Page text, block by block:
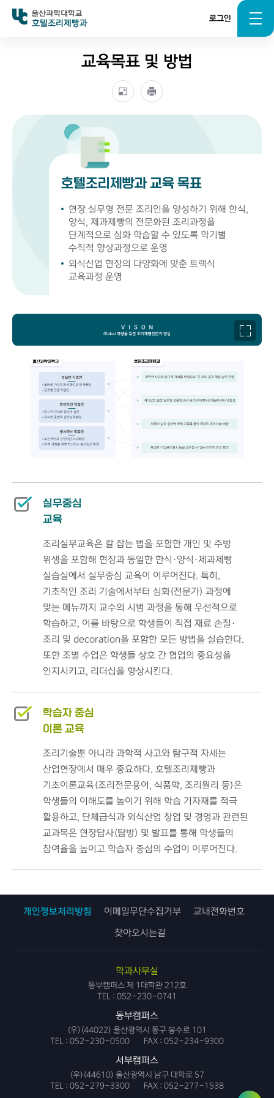
사용자
링크서
로그인
호텔조리제빵과
교육목표 및 방법
호텔조리제빵과 교육 목표
현장 실무형 전문 조리인을 양성하기 위해 한식,
양식, 제과제빵의 전문화된 조리과정을
단계적으로 심화 학습할 수 있도록 학기별
수직적 향상과정으로 운영
외식산업 현장의 다양화에 맞춘 트랙식
교육과정 운영
실무중심
교육
조리실무교육은 칼 잡는 법을 포함한 개인 및 주방
위생을 포함해 현장과 동일한 한식·양식·제과제빵
실습실에서 실무중심 교육이 이루어진다. 특히,
기초적인 조리 기술에서부터 심화(전문가) 과정에
맞는 메뉴까지 교수의 시범 과정을 통해 우선적으로
학습하고, 이를 바탕으로 학생들이 직접 재료 손질·
조리 및 decoration을 포함한 모든 방법을 실습한다.
또한 조별 수업은 학생들 상호 간 협업의 중요성을
인지시키고, 리더십을 향상시킨다.
학습자 중심
이론 교육
조리기술뿐 아니라 과학적 사고와 탐구적 자세는
산업현장에서 매우 중요하다. 호텔조리제빵과
기초이론교육(조리전문용어, 식품학, 조리원리 등)은
학생들의 이해도를 높이기 위해 학습 기자재를 적극
활용하고, 단체급식과 외식산업 창업 및 경영과 관련된
교과목은 현장답사(탐방) 및 발표를 통해 학생들의
참여율을 높이고 학습자 중심의 수업이 이루어진다.
개인정보처리방침 이메일무단수집거부 교내전화번호
찾아오시는길
학과사무실
동부캠퍼스 제 1대학관 212호
TEL : 052-230-0741
동부캠퍼스
(우)(44022) 울산광역시 동구 봉수로 101
TEL : 052-230-0500 FAX : 052-234-9300
서부캠퍼스
(우)(44610) 울산광역시 남구 대학로 57
TEL : 052-279-3300 FAX : 052-277-1538